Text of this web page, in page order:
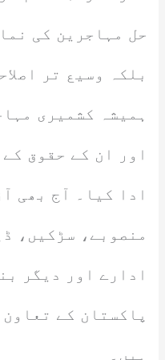
حل مہاجرین کی
بلکہ وسیع تر
ہمیشہ کشمیری
اور ان کے حقوق
ادا کیا۔ آج بھی
منصوبے، سڑکیں،
ادارے اور دیگر
پاکستان کے
ہیں۔